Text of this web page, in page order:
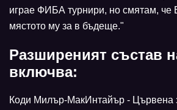
играе ФИБА турнири, но смятам, че
мястото му за в бъдеще."
Разширеният състав
включва:
Коди Милър-МакИнтайър - Цървена